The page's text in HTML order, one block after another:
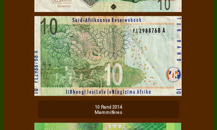
10 Rand 2014
Mammifères